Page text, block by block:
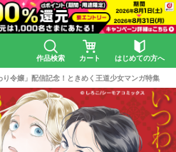
作品検索 カート はじめての方へ
り令嬢」配信記念！ときめく王道少女マンガ特集